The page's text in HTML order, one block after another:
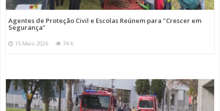
Agentes de Proteção Civil e Escolas Reúnem para "Crescer em
Segurança"
15 Maio 2026 74 K